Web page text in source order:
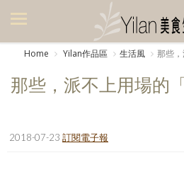
美食集
Home Yilan作品區 生活風 那些
那些，派不上用場的
2018-07-23 訂閱電子報